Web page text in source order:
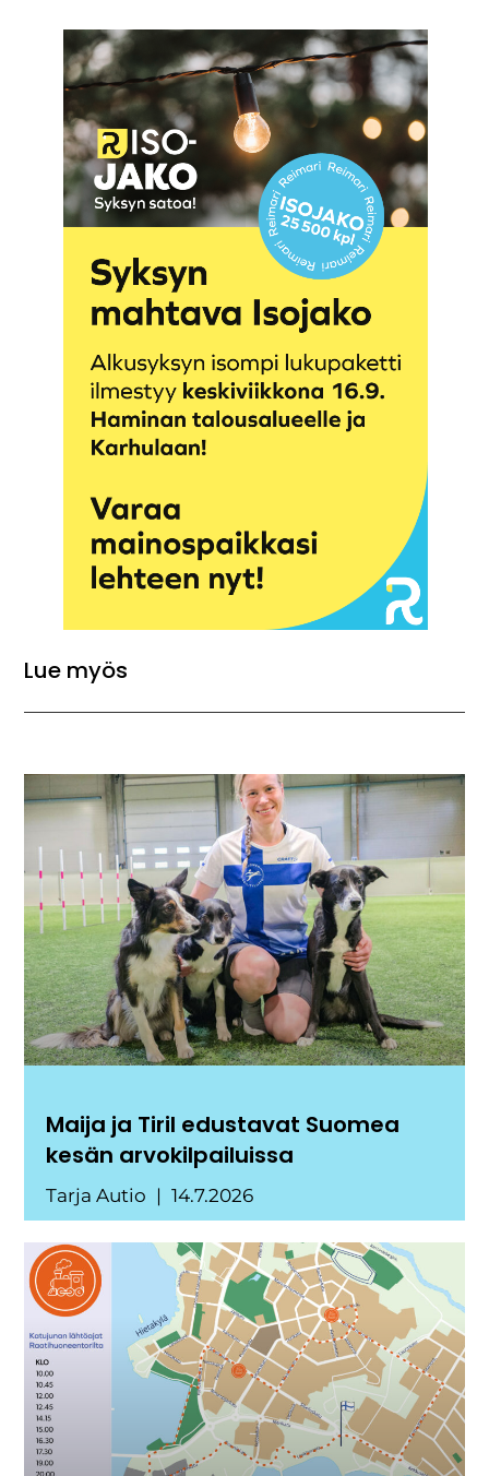
Lue myös
Maija ja Tiril edustavat Suomea
kesän arvokilpailuissa
Tarja Autio 14.7.2026